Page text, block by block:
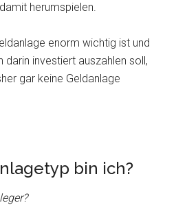
herumspielen.
enorm wichtig ist und
darin investiert auszahlen soll,
gar keine Geldanlage
bin ich?